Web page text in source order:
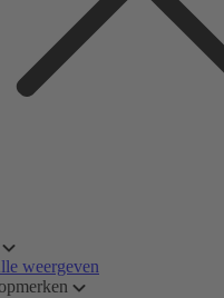
weergeven